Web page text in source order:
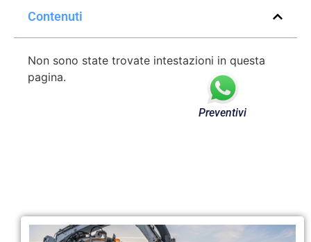
Contenuti
Non sono state trovate intestazioni in questa
pagina.
Preventivi